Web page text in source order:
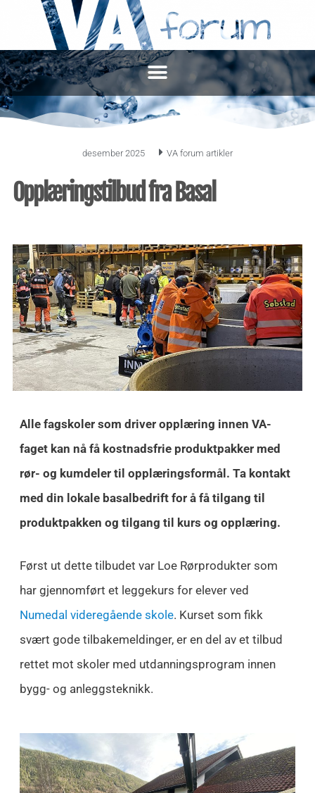
desember 2025 VA forum artikler
Opplæringstilbud fra Basal
Alle fagskoler som driver opplæring innen VA-
faget kan nå få kostnadsfrie produktpakker med
rør- og kumdeler til opplæringsformål. Ta kontakt
med din lokale basalbedrift for å få tilgang til
produktpakken og tilgang til kurs og opplæring.
Først ut dette tilbudet var Loe Rørprodukter som
har gjennomført et leggekurs for elever ved
Numedal videregående skole. Kurset som fikk
svært gode tilbakemeldinger, er en del av et tilbud
rettet mot skoler med utdanningsprogram innen
bygg- og anleggsteknikk.